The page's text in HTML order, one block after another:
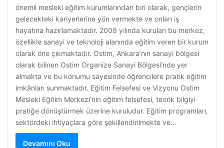
önemli mesleki eğitim kurumlarından biri olarak, gençlerin
gelecekteki kariyerlerine yön vermekte ve onları iş
hayatına hazırlamaktadır. 2009 yılında kurulan bu merkez,
özellikle sanayi ve teknoloji alanında eğitim veren bir kurum
olarak öne çıkmaktadır. Ostim, Ankara’nın sanayi bölgesi
olarak bilinen Ostim Organize Sanayi Bölgesi’nde yer
almakta ve bu konumu sayesinde öğrencilere pratik eğitim
imkânları sunmaktadır. Eğitim Felsefesi ve Vizyonu Ostim
Mesleki Eğitim Merkezi’nin eğitim felsefesi, teorik bilgiyi
pratiğe dönüştürmek üzerine kuruludur. Eğitim programları,
sektördeki ihtiyaçlara göre şekillendirilmekte ve…
Devamını Oku